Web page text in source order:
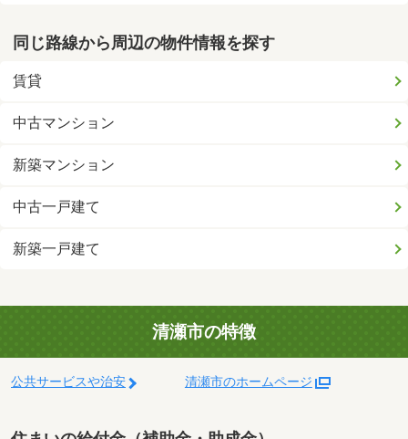
同じ路線から周辺の物件情報を探す
賃貸
中古マンション
新築マンション
中古一戸建て
新築一戸建て
清瀬市の特徴
公共サービスや治安 清瀬市のホームページ